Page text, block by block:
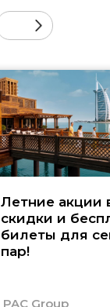
Летние акции
скидки и
билеты для
пар!
PAC Group